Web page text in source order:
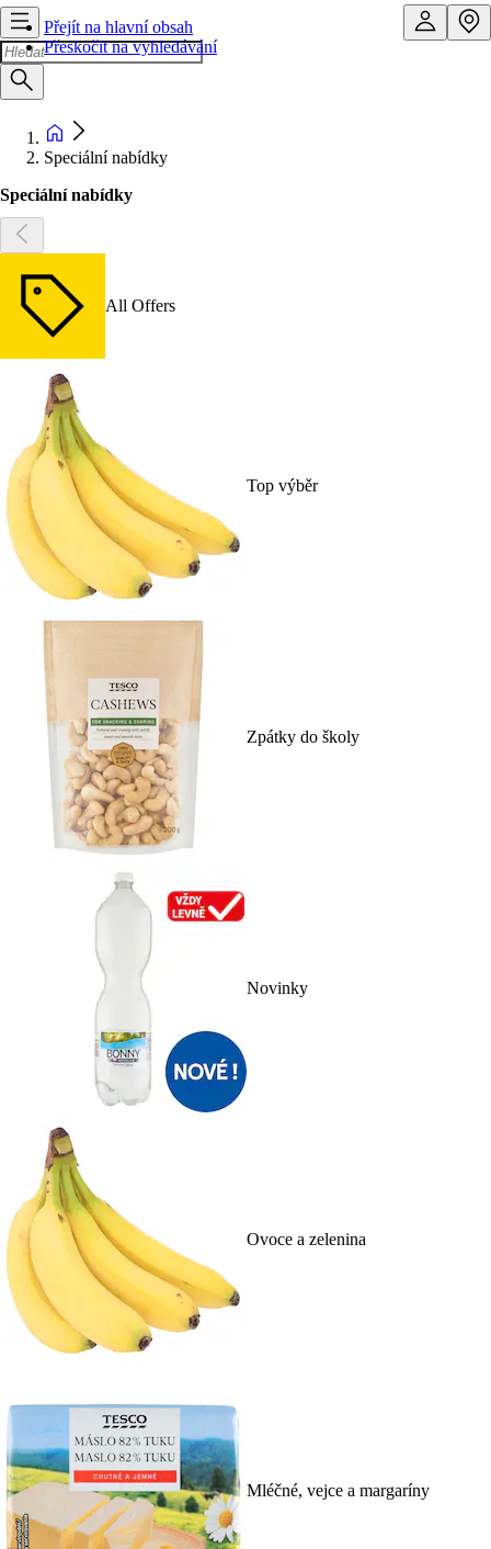
Přejít na hlavní obsah
Přeskočit na vyhledávání
Speciální nabídky
Speciální nabídky
All Offers
Top výběr
Zpátky do školy
Novinky
Ovoce a zelenina
Mléčné, vejce a margaríny